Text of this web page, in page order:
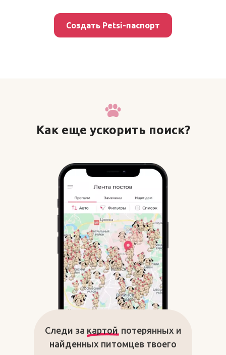
Создать Petsi-паспорт
Как еще ускорить поиск?
Следи за картой потерянных и
найденных питомцев твоего